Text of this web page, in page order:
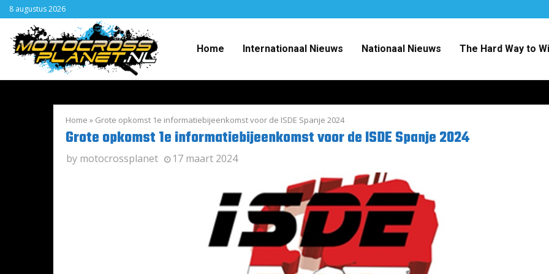
8 augustus 2026
Home Internationaal Nieuws Nationaal Nieuws The Hard Way to
Home » Grote opkomst 1e informatiebijeenkomst voor de ISDE Spanje 2024
Grote opkomst 1e informatiebijeenkomst voor de ISDE Spanje 2024
by motocrossplanet 17 maart 2024